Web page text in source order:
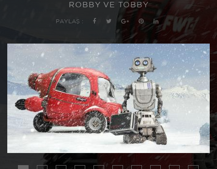
ROBBY VE TOBBY
PAYLAŞ :